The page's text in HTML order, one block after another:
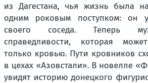
из Дагестана, чья жизнь была
одним роковым поступком: он
своего соседа. Теперь
справедливости, которая
только кровью. Пути кровников
в цехах «Азовстали». В новелле
увидят историю донецкого